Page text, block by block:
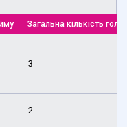
Загальна кількість голів
3
2